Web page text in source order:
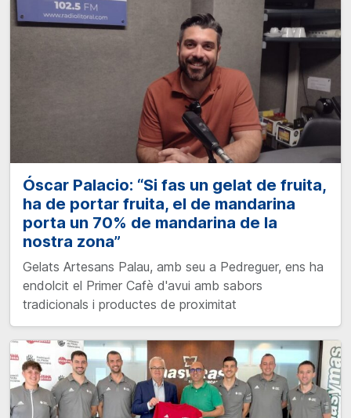
Óscar Palacio: “Si fas un gelat de fruita,
ha de portar fruita, el de mandarina
porta un 70% de mandarina de la
nostra zona”
Gelats Artesans Palau, amb seu a Pedreguer, ens ha
endolcit el Primer Cafè d'avui amb sabors
tradicionals i productes de proximitat